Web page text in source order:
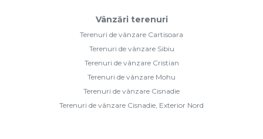
Vânzări terenuri
Terenuri de vânzare Cartisoara
Terenuri de vânzare Sibiu
Terenuri de vânzare Cristian
Terenuri de vânzare Mohu
Terenuri de vânzare Cisnadie
Terenuri de vânzare Cisnadie, Exterior Nord